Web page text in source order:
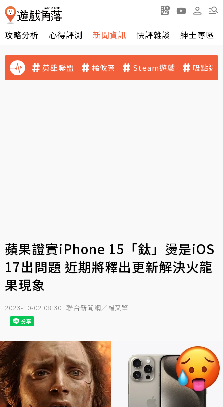
攻略分析 心得評測 新聞資訊 快評雜談 紳士專區
英雄聯盟 橘攸奈 Steam遊戲 吸點迷
蘋果證實iPhone 15「鈦」燙是iOS
17出問題 近期將釋出更新解決火龍
果現象
2023-10-02 08:30 聯合新聞網／楊又肇